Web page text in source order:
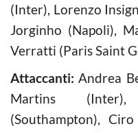
(Inter), Lorenzo
Jorginho (Napoli),
Verratti (Paris Saint
Attaccanti: Andrea
Martins
(Southampton),